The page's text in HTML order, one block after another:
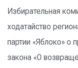
Избирательная
ходатайство
партии «Яблоко» о
закона «О